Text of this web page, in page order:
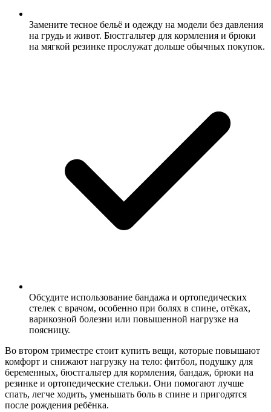
Замените тесное бельё и одежду на модели без давления
на грудь и живот. Бюстгальтер для кормления и брюки
на мягкой резинке прослужат дольше обычных покупок.
Обсудите использование бандажа и ортопедических
стелек с врачом, особенно при болях в спине, отёках,
варикозной болезни или повышенной нагрузке на
поясницу.
Во втором триместре стоит купить вещи, которые повышают
комфорт и снижают нагрузку на тело: фитбол, подушку для
беременных, бюстгальтер для кормления, бандаж, брюки на
резинке и ортопедические стельки. Они помогают лучше
спать, легче ходить, уменьшать боль в спине и пригодятся
после рождения ребёнка.